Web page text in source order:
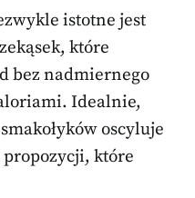
istotne jest
które
bez nadmiernego
Idealnie,
oscyluje
propozycji, które